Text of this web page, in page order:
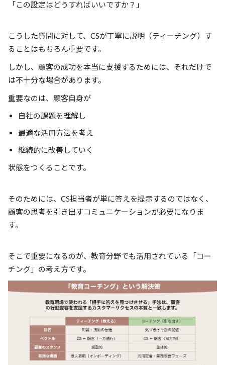
「この設定はどうすればいいですか？」
こうした質問に対して、CSが丁寧に説明（ティーチング）す
ることはもちろん重要です。
しかし、顧客の成功を本当に支援するためには、それだけで
は不十分な場合があります。
重要なのは、顧客自身が
自社の課題を理解し
最適な活用方法を考え
継続的に改善していく
状態をつくることです。
そのためには、CS担当者が単に答えを提示するのではなく、
顧客の思考を引き出すコミュニケーションが必要になりま
す。
そこで重要になるのが、教育分野でも活用されている「コー
チング」の考え方です。